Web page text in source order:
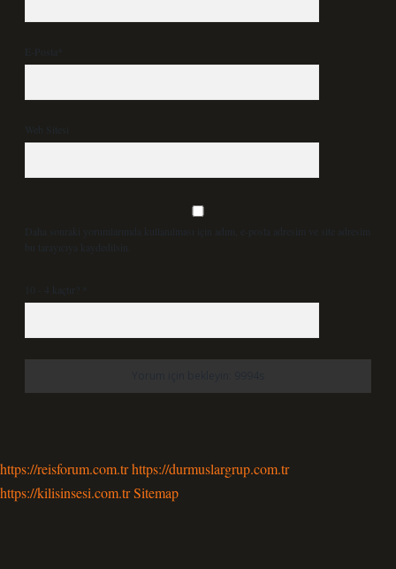
E-Posta*
Web Sitesi
Daha sonraki yorumlarımda kullanılması için adım, e-posta adresim ve site adresim
bu tarayıcıya kaydedilsin.
10 - 4 kaçtır?
https://reisforum.com.trhttps://durmuslargrup.com.tr
https://kilisinsesi.com.trSitemap